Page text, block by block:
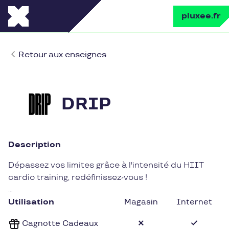
pluxee.fr
Retour aux enseignes
DRIP
Description
Dépassez vos limites grâce à l'intensité du HIIT
cardio training, redéfinissez-vous !
DRIP, c’est :
Utilisation Magasin Internet
Cagnotte Cadeaux